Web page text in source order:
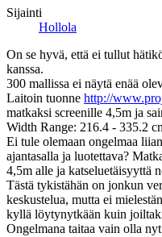
Sijainti
Hollola
On se hyvä, että ei tullut
kanssa.
300 mallissa ei näytä enää
Laitoin tuonne http://
matkaksi screenille 4,5m ja
Width Range: 216.4 - 335.2
Ei tule olemaan ongelmaa
ajantasalla ja luotettava?
4,5m alle ja katseluetäisyyttä
Tästä tykistähän on jonkun
keskustelua, mutta ei
kyllä löytynytkään kuin
Ongelmana taitaa vain olla